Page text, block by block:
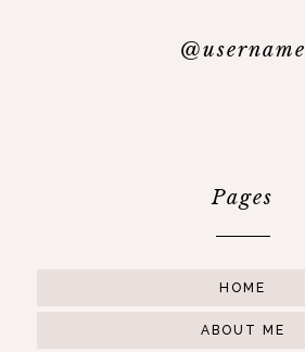
@username
Pages
HOME
ABOUT ME